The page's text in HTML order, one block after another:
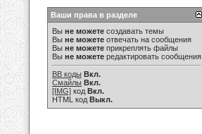
Ваши права в разделе
Вы не можете создавать темы
Вы не можете отвечать на сообщения
Вы не можете прикреплять файлы
Вы не можете редактировать сообщения
BB коды Вкл.
Смайлы Вкл.
[IMG] код Вкл.
HTML код Выкл.